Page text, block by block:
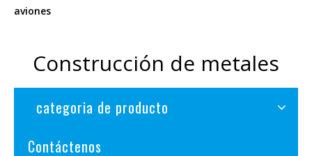
aviones
Construcción de metales
categoria de producto
Contáctenos